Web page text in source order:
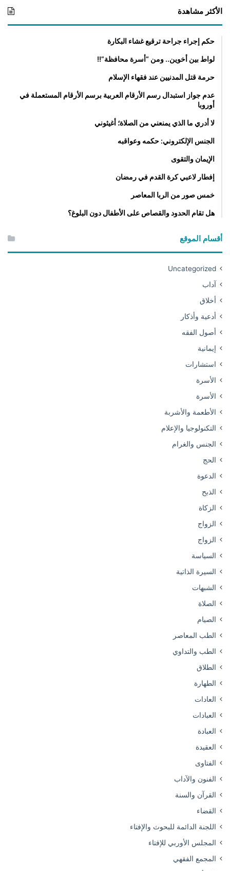
مالأكثر مشاهدة
حكم إجراء جراحة ترقيع غشاء البكارة
لواط بين أخوين.. ومن “أسرة محافظة”!!
حرمة قتل المدنيين عند فقهاء الإسلام
عدم جواز استبدال رسم الأرقام العربية برسم الأرقام المستعملة في
أوروبا
لا أدري ما الذي يمنعني من الصلاة؛ أغيثوني
الجنس الإلكتروني: حكمه وعواقبه
الإيمان والتقوى
إفطار لاعبي كرة القدم في رمضان
خمس صور من الربا المعاصر
هل تقام الحدود والقصاص على الأطفال دون البلوغ؟
أقسام الموقع
Uncategorized
آداب
أخلاق
أدعية وأذكار
أصول الفقه
إيمانية
استشارات
الأسرة
الأسرة
الأطعمة والأشربة
التكنولوجيا والإعلام
الجنس والغرام
الحج
الدعوة
الذبح
الزكاة
الزواج
الزواج
السياسة
السيرة الذاتية
الشبهات
الصلاة
الصيام
الطب المعاصر
الطب والتداوي
الطلاق
الطهارة
العادات
العبادات
العبادة
العقيدة
الفتاوى
الفنون والآداب
القرآن والسنة
القضاء
اللجنة الدائمة للبحوث والإفتاء
المجلس الأوربي للإفتاء
المجمع الفقهي